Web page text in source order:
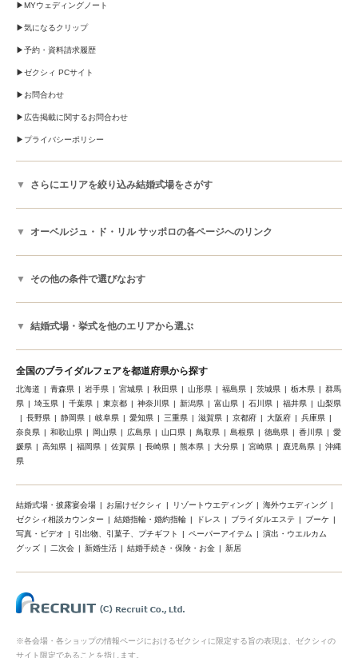
MYウェディングノート
気になるクリップ
予約・資料請求履歴
ゼクシィ PCサイト
お問合わせ
広告掲載に関するお問合わせ
プライバシーポリシー
さらにエリアを絞り込み結婚式場をさがす
オーベルジュ・ド・リル サッポロの各ページへのリンク
その他の条件で選びなおす
結婚式場・挙式を他のエリアから選ぶ
全国のブライダルフェアを都道府県から探す
北海道 青森県 岩手県 宮城県 秋田県 山形県 福島県 茨城県 栃木県
群馬
県
埼玉県 千葉県 東京都 神奈川県 新潟県 富山県 石川県 福井県
山梨県
長野県
静岡県 岐阜県 愛知県 三重県 滋賀県 京都府 大阪府
兵庫県
奈良県
和歌山県 岡山県 広島県 山口県 鳥取県 島根県 徳島県 香川県
愛
媛県
高知県 福岡県 佐賀県 長崎県 熊本県 大分県 宮崎県 鹿児島県
沖縄
県
結婚式場・披露宴会場 お届けゼクシィ リゾートウエディング
海外ウエディング
ゼクシィ相談カウンター
結婚指輪・婚約指輪 ドレス ブライダルエステ
ブーケ
写真・ビデオ
引出物、引菓子、プチギフト ペーパーアイテム
演出・ウエルカム
グッズ
二次会 新婚生活 結婚手続き・保険・お金 新居
※各会場・各ショップの情報ページにおけるゼクシィに限定する旨の表現は、ゼクシィの
サイト限定であることを指します。